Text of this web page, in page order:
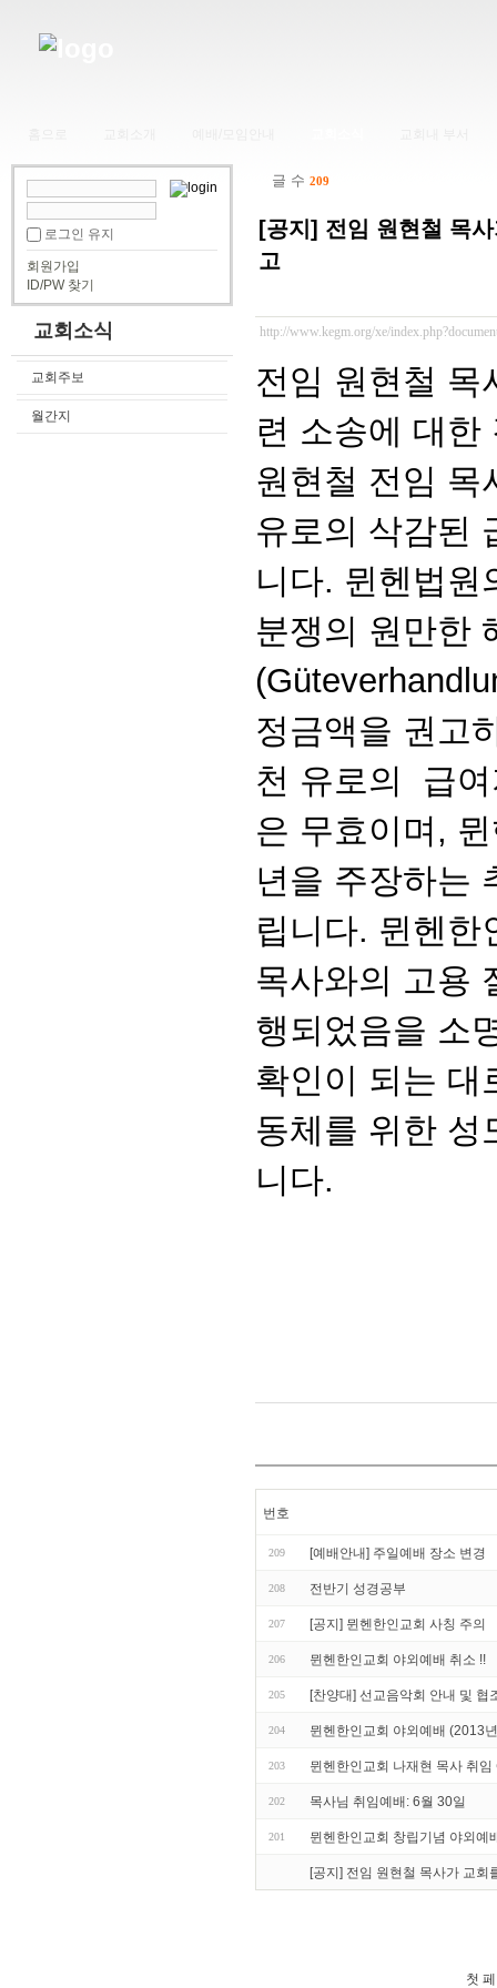
로그인 유지
회원가입
ID/PW 찾기
교회소식
교회주보
월간지
글 수 209
[공지] 전임 원현철 목
고
http://www.kegm.org/xe/
전임 원현철 목
련 소송에 대한
원현철 전임 목
유로의 삭감된
니다. 뮌헨법원
분쟁의 원만한
정금액을 권고
천 유로의 급
은 무효이며,
년을 주장하는
립니다. 뮌헨한
목사와의 고용
행되었음을 소
확인이 되는 대
동체를 위한 성
니다.
번호
209 [예배안내] 주일예배 장소 변경
208 전반기 성경공부
207 [공지] 뮌헨한인교회 사칭 주의
206 뮌헨한인교회 야외예배 취소 !!
205 [찬양대] 선교음악회 안내 및 협
204 뮌헨한인교회 야외예배 (2013
203 뮌헨한인교회 나재현 목사 취
202 목사님 취임예배: 6월 30일
201 뮌헨한인교회 창립기념 야외예
[공지] 전임 원현철 목사가 교회
첫